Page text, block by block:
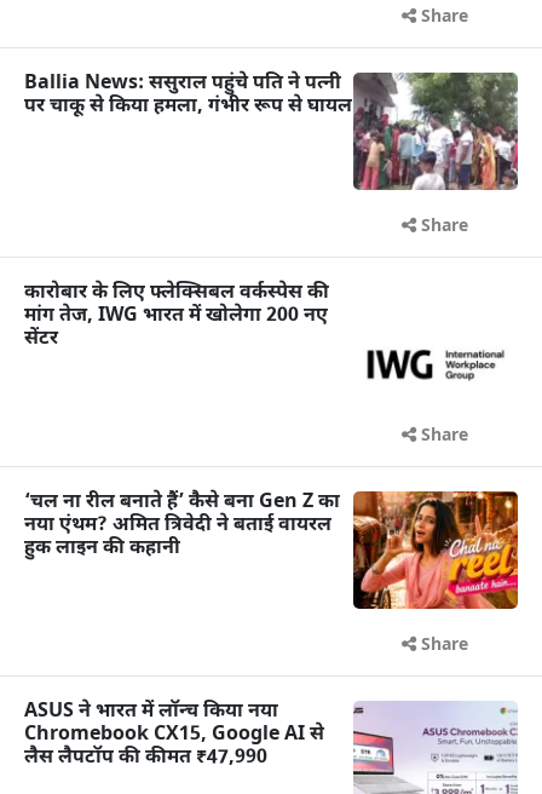
Share
Ballia News: ससुराल पहुंचे पति ने पत्नी
पर चाकू से किया हमला, गंभीर रूप से घायल
Share
कारोबार के लिए फ्लेक्सिबल वर्कस्पेस की
मांग तेज, IWG भारत में खोलेगा 200 नए
सेंटर
Share
‘चल ना रील बनाते हैं’ कैसे बना Gen Z का
नया एंथम? अमित त्रिवेदी ने बताई वायरल
हुक लाइन की कहानी
Share
ASUS ने भारत में लॉन्च किया नया
Chromebook CX15, Google AI से
लैस लैपटॉप की कीमत ₹47,990